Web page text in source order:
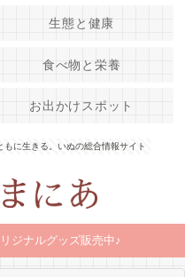
に生きる。いぬの総合情報サイト
生態と健康
食べ物と栄養
お出かけスポット
ジナルグッズ販売中♪